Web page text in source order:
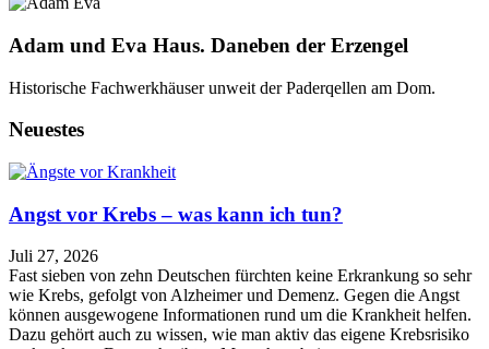
Adam und Eva Haus. Daneben der Erzengel
Historische Fachwerkhäuser unweit der Paderqellen am Dom.
Neuestes
Angst vor Krebs – was kann ich tun?
Juli 27, 2026
Fast sieben von zehn Deutschen fürchten keine Erkrankung so sehr
wie Krebs, gefolgt von Alzheimer und Demenz. Gegen die Angst
können ausgewogene Informationen rund um die Krankheit helfen.
Dazu gehört auch zu wissen, wie man aktiv das eigene Krebsrisiko